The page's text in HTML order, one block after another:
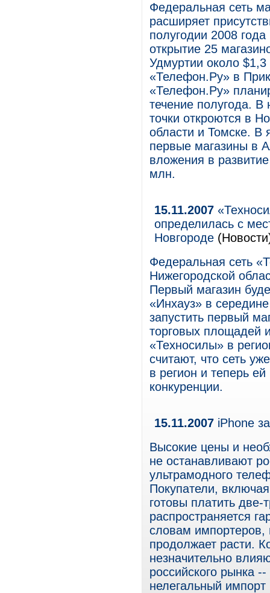
Федеральная сеть
расширяет
полугодии 2008
открытие 25
Удмуртии около
«Телефон.Ру» в
«Телефон.Ру»
течение полугода. В
точки откроются в
области и Томске. В
первые магазины в
вложения в
млн.
15.11.2007
определилась с
Новгороде
Федеральная сеть
Нижегородской
Первый магазин
«Инхауз» в
запустить первый
торговых площадей
«Техносилы» в
считают, что сеть
в регион и теперь
конкуренции.
15.11.2007 iPhone
Высокие цены и
не останавливают
ультрамодного
Покупатели,
готовы платить две-
распространяется
словам импортеров,
продолжает расти.
незначительно
российского рынка
нелегальный